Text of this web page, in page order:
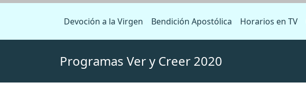
Devoción a la Virgen Bendición Apostólica Horarios en TV
Programas Ver y Creer 2020